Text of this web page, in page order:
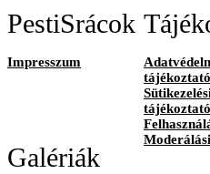
PestiSrácok
Impresszum
tájékoztató
tájékoztató
Galériák